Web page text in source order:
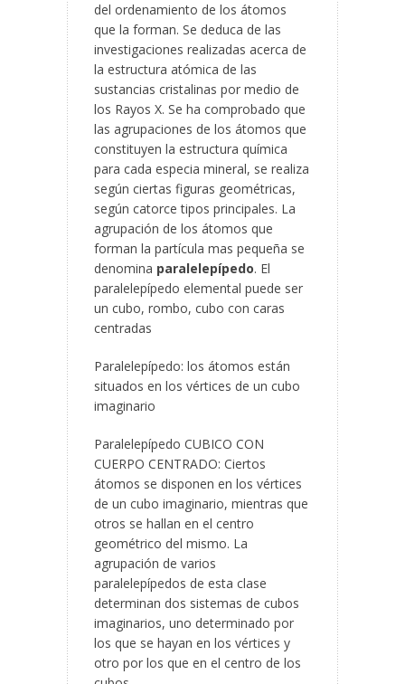
del ordenamiento de los átomos
que la forman. Se deduca de las
investigaciones realizadas acerca de
la estructura atómica de las
sustancias cristalinas por medio de
los Rayos X. Se ha comprobado que
las agrupaciones de los átomos que
constituyen la estructura química
para cada especia mineral, se realiza
según ciertas figuras geométricas,
según catorce tipos principales. La
agrupación de los átomos que
forman la partícula mas pequeña se
denomina paralelepípedo. El
paralelepípedo elemental puede ser
un cubo, rombo, cubo con caras
centradas
Paralelepípedo: los átomos están
situados en los vértices de un cubo
imaginario
Paralelepípedo CUBICO CON
CUERPO CENTRADO: Ciertos
átomos se disponen en los vértices
de un cubo imaginario, mientras que
otros se hallan en el centro
geométrico del mismo. La
agrupación de varios
paralelepípedos de esta clase
determinan dos sistemas de cubos
imaginarios, uno determinado por
los que se hayan en los vértices y
otro por los que en el centro de los